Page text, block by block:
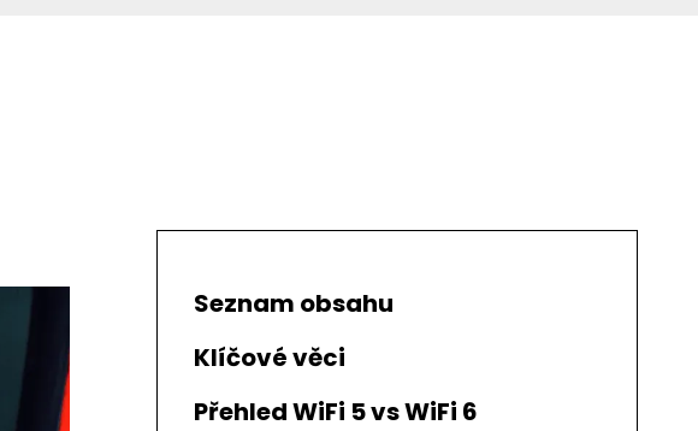
Seznam obsahu
Klíčové věci
Přehled WiFi 5 vs WiFi 6